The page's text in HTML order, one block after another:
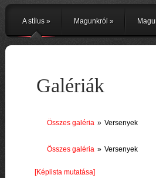
A stílus» Magunkról »
Galériák
Összes galéria » Versenyek
Összes galéria » Versenyek
[Képlista mutatása]